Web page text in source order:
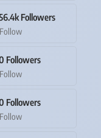
Followers
Follow
Followers
Follow
Followers
Follow